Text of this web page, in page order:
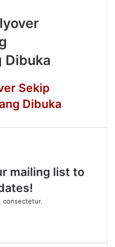
Dibuka
Sekip
Dibuka
mailing list to
consectetur.